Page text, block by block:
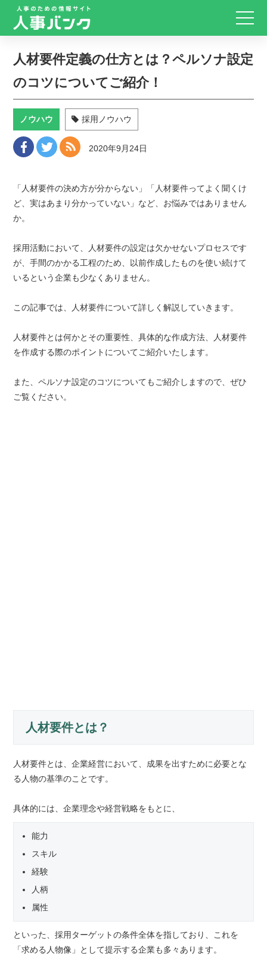
人材要件定義の仕方とは？ペルソナ設定
のコツについてご紹介！
ノウハウ 採用ノウハウ
2020年9月24日
「人材要件の決め方が分からない」「人材要件ってよく聞くけ
ど、実はあまり分かっていない」など、お悩みではありません
か。
採用活動において、人材要件の設定は欠かせないプロセスです
が、手間のかかる工程のため、以前作成したものを使い続けて
いるという企業も少なくありません。
この記事では、人材要件について詳しく解説していきます。
人材要件とは何かとその重要性、具体的な作成方法、人材要件
を作成する際のポイントについてご紹介いたします。
また、ペルソナ設定のコツについてもご紹介しますので、ぜひ
ご覧ください。
人材要件とは？
人材要件とは、企業経営において、成果を出すために必要とな
る人物の基準のことです。
具体的には、企業理念や経営戦略をもとに、
能力
スキル
経験
人柄
属性
といった、採用ターゲットの条件全体を指しており、これを
「求める人物像」として提示する企業も多々あります。